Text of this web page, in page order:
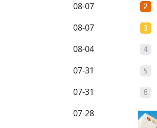
08-07
08-07
08-04
07-31
07-31
07-28